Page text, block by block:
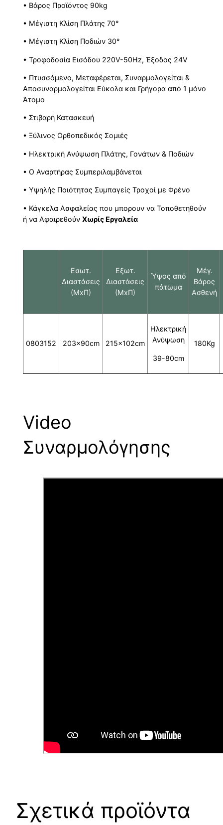
• Βάρος Προϊόντος 90kg
• Mέγιστη Κλίση Πλάτης 70°
• Mέγιστη Κλίση Ποδιών 30°
• Τροφοδοσία Εισόδου 220V-50Hz, Έξοδος 24V
• Πτυσσόμενο, Μεταφέρεται, Συναρμολογείται &
Αποσυναρμολογείται Εύκολα και Γρήγορα από 1 μόνο
Άτομο
• Στιβαρή Κατασκευή
• Ξύλινος Ορθοπεδικός Σομιές
• Ηλεκτρική Ανύψωση Πλάτης, Γονάτων & Ποδιών
• Ο Αναρτήρας Συμπεριλαμβάνεται
• Υψηλής Ποιότητας Συμπαγείς Τροχοί με Φρένο
• Κάγκελα Ασφαλείας που μπορουν να Τοποθετηθούν
ή να ΑφαιρεθούνΧωρίς Εργαλεία
Εσωτ.
Διαστάσεις
(ΜxΠ)
Εξωτ.
Διαστάσεις
(ΜxΠ)
Ύψος από
πάτωμα
Μέγ.
Βάρος
Ασθενή
0803152 203x90cm 215x102cm
Ηλεκτρική
Ανύψωση
39-80cm
180Kg
Video
Συναρμολόγησης
Σχετικά προϊόντα